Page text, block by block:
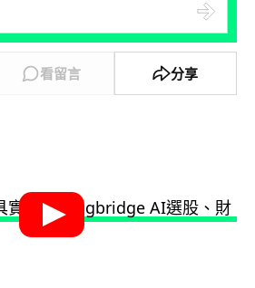
看留言 分享